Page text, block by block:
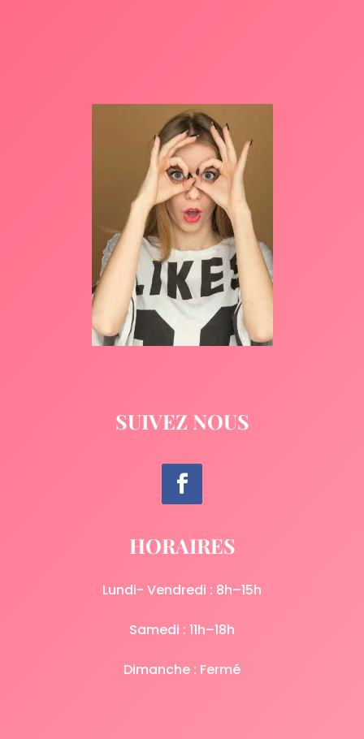
SUIVEZ NOUS
HORAIRES
Lundi- Vendredi : 8h–15h
Samedi : 11h–18h
Dimanche : Fermé